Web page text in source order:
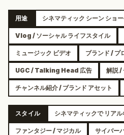
用途 シネマティック シーン ショ
Vlog / ソーシャル ライフスタイル
ミュージック ビデオ ブランド / プ
UGC / Talking Head 広告 解説 /
チャンネル紹介 / ブランド アセット
スタイル シネマティックで リアル
ファンタジー / マジカル サイバー